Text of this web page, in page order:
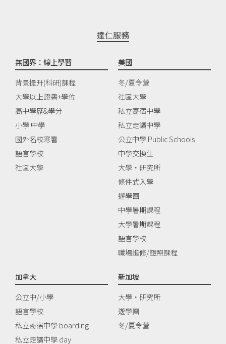
達仁服務
無國界：線上學習
背景提升(科研)課程
大學以上證書+學位
高中學歷&學分
小學 中學
國外名校寒暑
語言學校
社區大學
美國
冬/夏令營
社區大學
私立寄宿中學
私立走讀中學
公立中學 Public Schools
中學交換生
大學‧研究所
條件式入學
遊學團
中學暑期課程
大學暑期課程
語言學校
職場進修/證照課程
加拿大
公立中/小學
語言學校
私立寄宿中學 boarding
私立走讀中學 day
新加坡
大學‧研究所
遊學團
冬/夏令營